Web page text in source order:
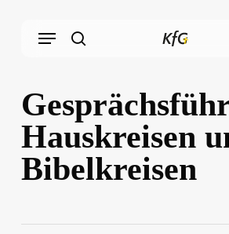
Menu
Hauskreisen
Bibelkreisen